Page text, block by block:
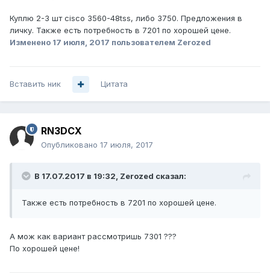
Куплю 2-3 шт cisco 3560-48tss, либо 3750. Предложения в
личку. Также есть потребность в 7201 по хорошей цене.
Изменено 17 июля, 2017 пользователем Zerozed
Вставить ник Цитата
RN3DCX
Опубликовано 17 июля, 2017
В 17.07.2017 в 19:32, Zerozed сказал:
Также есть потребность в 7201 по хорошей цене.
А мож как вариант рассмотришь 7301 ???
По хорошей цене!